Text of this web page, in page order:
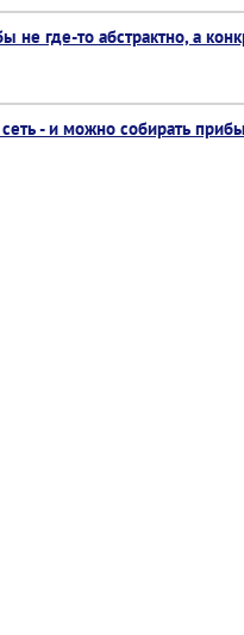
где-то абстрактно, а
- и можно собирать